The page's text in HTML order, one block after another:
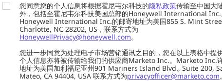
您同意您的个人信息将根据霍尼韦尔科技的隐私政策传输至中国大
外，包括至霍尼韦尔科技美国总部的Honeywell International Inc.
Honeywell International Inc.的邮寄地址为美国855 S. Mint
Charlotte, NC 28202, US，联系方式为
HoneywellPrivacy@honeywell.com。
您进一步同意为处理电子市场营销通讯之目的，您在以上表格中提
个人信息亦将被传输给我们的供应商Marketo Inc.。Marketo Inc.
地址为美国加利福尼亚州901 Mariners Island Blvd., Suite 200,
Mateo, CA 94404, USA 联系方式为privacyofficer@marketo.com。